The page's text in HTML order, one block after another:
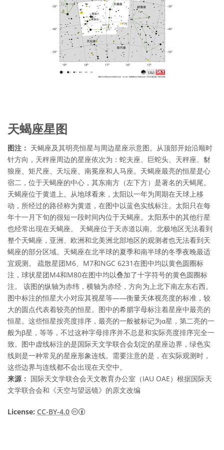
天蝎座星图
图注： 天蝎座及其明亮恒星与周边星座示意图。从顶部开始沿顺时
针方向，天秤座周边的星座依次为：蛇夫座、巨蛇头、天秤座、豺
狼座、矩尺座、天坛座、南冕座和人马座。天蝎座最亮的恒星是心
宿二，位于天蝎座的中心，其东南方（左下方）是著名的天蝎尾。
天蝎座位于黄道上。从地球看来，太阳以一年为周期在天球上移
动，所经过的路径称为黄道，在图中以蓝色实线标注。太阳只在每
年十一月下旬的很短一段时间内位于天蝎座。太阳系中的其他行星
也经常出现在天蝎座。 天蝎座位于天赤道以南。北极地区无法看到
整个天蝎座，亚洲、欧洲和北美洲北部地区的观测者也无法看到天
蝎座的部分区域。天蝎座在北半球的夏季和南半球的冬季夜晚最适
宜观测。 疏散星团M6、M7和NGC 6231在图中均以黄色圆圈标
注，球状星团M4和M80在图中均以叠加了十字符号的黄色圆圈标
注。 该图的纵轴为赤纬，横轴为赤经，方向为上北下南左东右西。
图中标注的恒星大小对应其视星等——衡量天体视亮度的标准，较
大的圆点代表着较亮的恒星。图中的希腊字母标注着星座中最亮的
恒星。这些恒星按亮度排序，最亮的一般被标记为α星，第二亮的一
般为β星，等等，不过这种字母排序并不总是和实际亮度排序完全一
致。图中虚线标注的是国际天文学联合会划定的星座边界，绿色实
线则是一种常见的星座形象连线。需要注意的是，在实际观测时，
这些边界与连线都不会出现在天空中。
来源： 国际天文学联合会天文教育办公室（IAU OAE）根据国际天
文学联合会和《天空与望远镜》的原文改编
License: CC-BY-4.0 知识共享许可协议 署名 4.0 国际 (CC BY